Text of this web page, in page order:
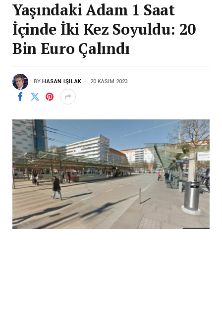
Yaşındaki Adam 1 Saat
İçinde İki Kez Soyuldu: 20
Bin Euro Çalındı
BY HASAN IŞILAK 20 KASIM 2023